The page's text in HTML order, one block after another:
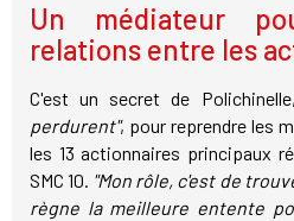
Un médiateur
relations entre les
C'est un secret de
perdurent", pour reprendre les
les 13 actionnaires principaux
SMC 10. "Mon rôle, c'est de
règne la meilleure entente